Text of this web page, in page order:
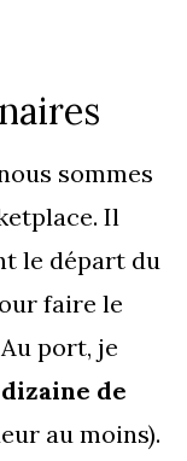
sommes
Il
le départ du
faire le
port, je
de
au moins).